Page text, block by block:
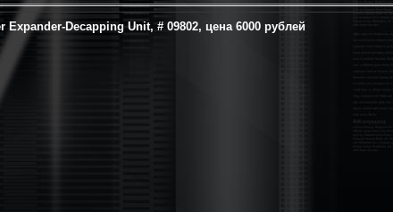
Expander-Decapping Unit, # 09802, цена 6000 рублей